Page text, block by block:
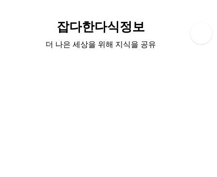
잡다한다식정보
더 나은 세상을 위해 지식을 공유